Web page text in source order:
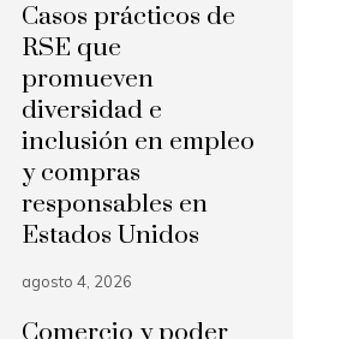
Casos prácticos de
RSE que
promueven
diversidad e
inclusión en empleo
y compras
responsables en
Estados Unidos
agosto 4, 2026